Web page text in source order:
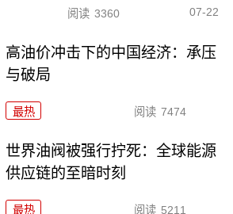
阅读 3360 07-22
高油价冲击下的中国经济：承压
与破局
最热 阅读 7474
世界油阀被强行拧死：全球能源
供应链的至暗时刻
最热 阅读 5211